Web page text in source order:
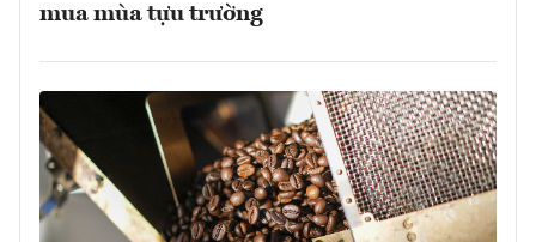
mua mùa tựu trường